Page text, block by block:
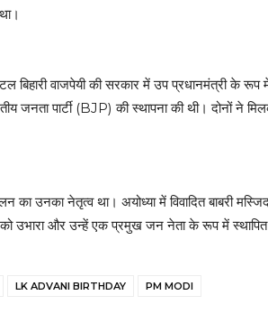
वाजपेयी की सरकार में उप प्रधानमंत्री के रूप
पार्टी (BJP) की स्थापना की थी। दोनों ने
उनका नेतृत्व था। अयोध्या में विवादित बाबरी
उभारा और उन्हें एक प्रमुख जन नेता के रूप में स्थापित
LK ADVANI BIRTHDAY PM MODI